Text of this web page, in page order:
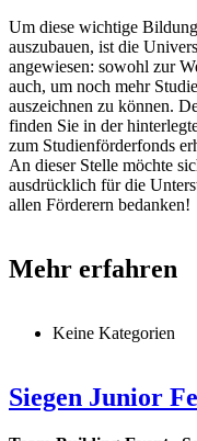
Um diese wichtige
auszubauen, ist die
angewiesen: sowohl zur
auch, um noch mehr
auszeichnen zu können.
finden Sie in der
zum Studienförderfonds
An dieser Stelle möchte
ausdrücklich für die
allen Förderern bedanken!
Mehr erfahren
Keine Kategorien
Siegen Junior